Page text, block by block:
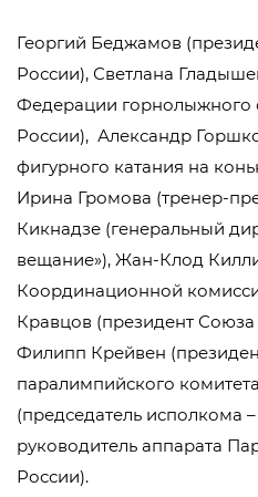
Георгий Беджамов
России), Светлана
Федерации горнолыжного
России), Александр
фигурного катания на
Ирина Громова (тренер-
Кикнадзе (генеральный
вещание»), Жан-Клод
Координационной
Кравцов (президент
Филипп Крейвен
паралимпийского
(председатель исполкома
руководитель аппарата
России).